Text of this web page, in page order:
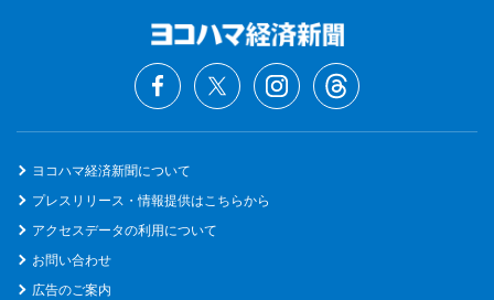
ヨコハマ経済新聞について
プレスリリース・情報提供はこちらから
アクセスデータの利用について
お問い合わせ
広告のご案内